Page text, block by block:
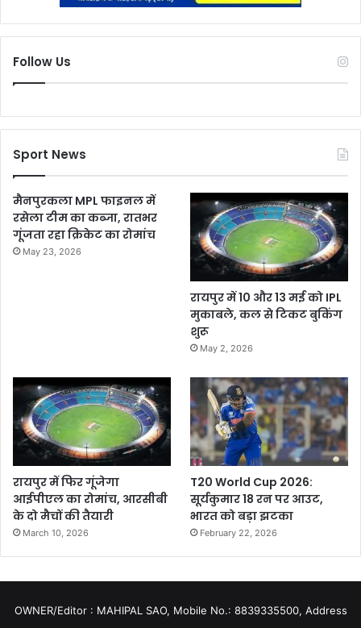
Follow Us
Sport News
मैनपुरकला MPL फाइनल में
रसेला टीम का कब्जा, रातभर
गूंजता रहा क्रिकेट का रोमांच
May 23, 2026
रायपुर में 10 और 13 मई को IPL
मुकाबले, कल से टिकट बुकिंग
शुरू
May 2, 2026
रायपुर में फिर गूंजेगा
आईपीएल का रोमांच, आरसीबी
के दो मैचों की तैयारी
March 10, 2026
T20 World Cup 2026:
सूर्यकुमार 18 रन पर आउट,
भारत को बड़ा झटका
February 22, 2026
OWNER/Editor : MAHIPAL SAO, Mobile No.: 8839335500, Address